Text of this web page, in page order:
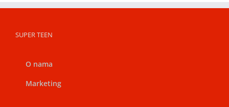
SUPER TEEN
O nama
Marketing